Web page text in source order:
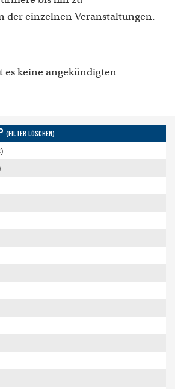
der einzelnen Veranstaltungen.
es keine angekündigten
(FILTER LÖSCHEN)